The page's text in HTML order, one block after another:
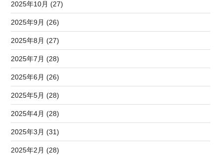
2025年10月 (27)
2025年9月 (26)
2025年8月 (27)
2025年7月 (28)
2025年6月 (26)
2025年5月 (28)
2025年4月 (28)
2025年3月 (31)
2025年2月 (28)